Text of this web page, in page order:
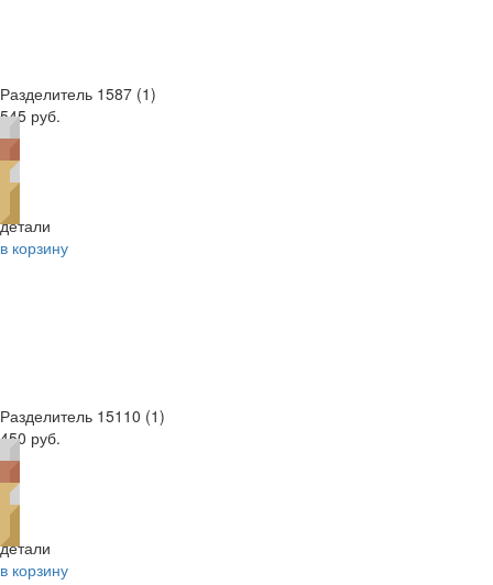
Разделитель 1587 (1)
545 руб.
детали
в корзину
Разделитель 15110 (1)
450 руб.
детали
в корзину